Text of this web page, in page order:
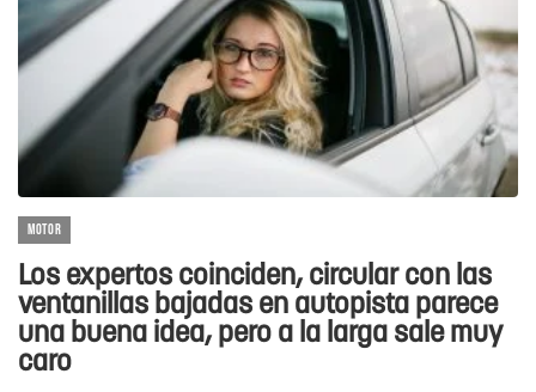
MOTOR
Los expertos coinciden, circular con las
ventanillas bajadas en autopista parece
una buena idea, pero a la larga sale muy
caro